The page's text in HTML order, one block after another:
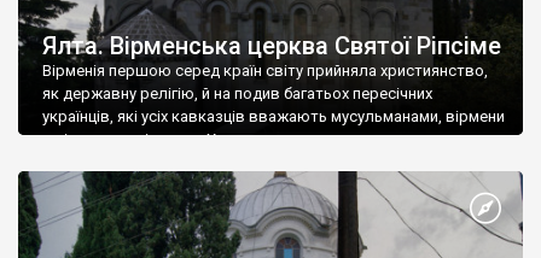
Ялта. Вірменська церква Святої Ріпсіме
Вірменія першою серед країн світу прийняла християнство,
як державну релігію, й на подив багатьох пересічних
українців, які усіх кавказців вважають мусульманами, вірмени
є відданими вірянами Христа